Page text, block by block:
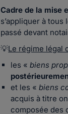
Cadre de la mise
s’appliquer à
passé devant
💡Le régime légal
les «biens
et les «biens
acquis à titre
composée des